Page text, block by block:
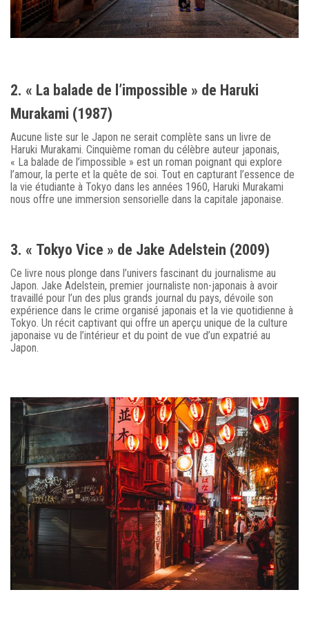
2. « La balade de l’impossible » de Haruki
Murakami (1987)
Aucune liste sur le Japon ne serait complète sans un livre de
Haruki Murakami. Cinquième roman du célèbre auteur japonais,
« La balade de l’impossible » est un roman poignant qui explore
l’amour, la perte et la quête de soi. Tout en capturant l’essence de
la vie étudiante à Tokyo dans les années 1960, Haruki Murakami
nous offre une immersion sensorielle dans la capitale japonaise.
3. « Tokyo Vice » de Jake Adelstein (2009)
Ce livre nous plonge dans l’univers fascinant du journalisme au
Japon. Jake Adelstein, premier journaliste non-japonais à avoir
travaillé pour l’un des plus grands journal du pays, dévoile son
expérience dans le crime organisé japonais et la vie quotidienne à
Tokyo. Un récit captivant qui offre un aperçu unique de la culture
japonaise vu de l’intérieur et du point de vue d’un expatrié au
Japon.